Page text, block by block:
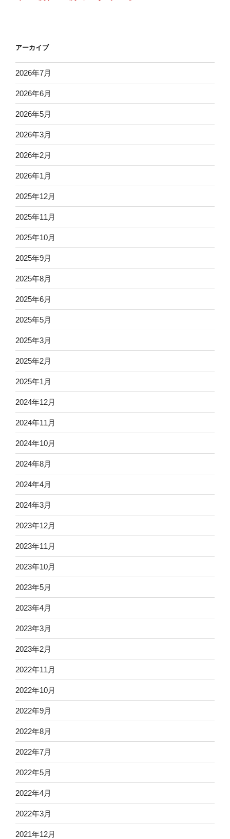
アーカイブ
2026年7月
2026年6月
2026年5月
2026年3月
2026年2月
2026年1月
2025年12月
2025年11月
2025年10月
2025年9月
2025年8月
2025年6月
2025年5月
2025年3月
2025年2月
2025年1月
2024年12月
2024年11月
2024年10月
2024年8月
2024年4月
2024年3月
2023年12月
2023年11月
2023年10月
2023年5月
2023年4月
2023年3月
2023年2月
2022年11月
2022年10月
2022年9月
2022年8月
2022年7月
2022年5月
2022年4月
2022年3月
2021年12月